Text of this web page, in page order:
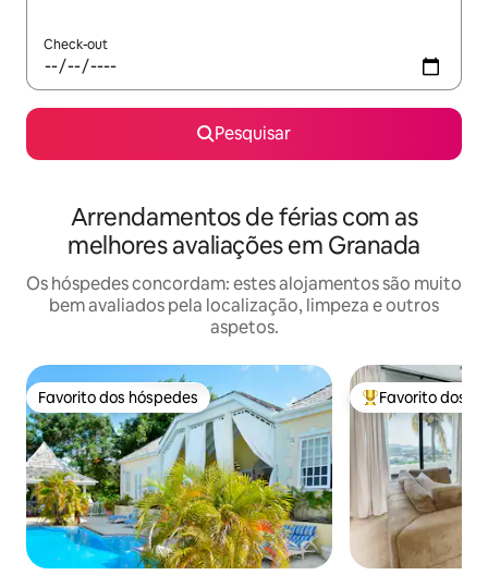
Check-out
Pesquisar
Arrendamentos de férias com as
melhores avaliações em Granada
Os hóspedes concordam: estes alojamentos são muito
bem avaliados pela localização, limpeza e outros
aspetos.
Favorito dos hóspedes
Favorito dos hóspedes Favoritos dos
Favorito dos